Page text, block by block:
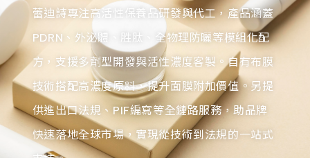
蕾迪詩專注高活性保養品研發與代工，產品涵蓋
PDRN、外泌體、胜肽、全物理防曬等模組化配
方，支援多劑型開發與活性濃度客製。自有布膜
技術搭配高濃度原料，提升面膜附加價值。另提
供進出口法規、PIF編寫等全鏈路服務，助品牌
快速落地全球市場，實現從技術到法規的一站式